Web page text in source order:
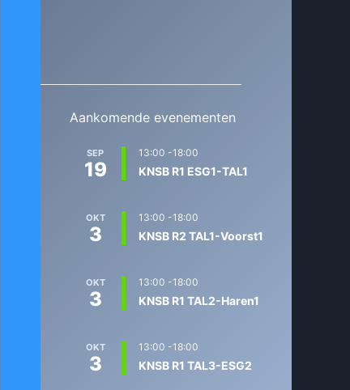
Aankomende evenementen
SEP
19
13:00 -18:00
KNSB R1 ESG1-TAL1
OKT
3
13:00 -18:00
KNSB R2 TAL1-Voorst1
OKT
3
13:00 -18:00
KNSB R1 TAL2-Haren1
OKT
3
13:00 -18:00
KNSB R1 TAL3-ESG2